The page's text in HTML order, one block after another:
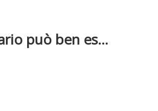
può ben es...